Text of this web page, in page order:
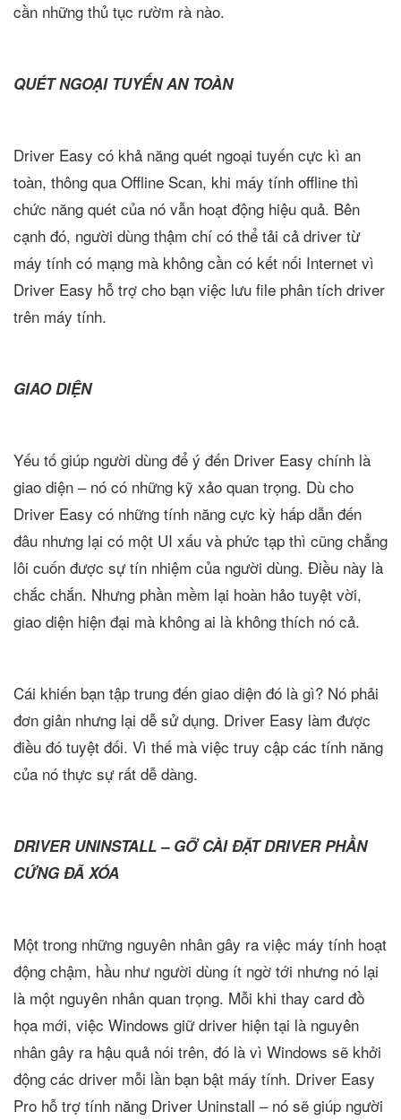
cần những thủ tục rườm rà nào.
QUÉT NGOẠI TUYẾN AN TOÀN
Driver Easy có khả năng quét ngoại tuyến cực kì an
toàn, thông qua Offline Scan, khi máy tính offline thì
chức năng quét của nó vẫn hoạt động hiệu quả. Bên
cạnh đó, người dùng thậm chí có thể tải cả driver từ
máy tính có mạng mà không cần có kết nối Internet vì
Driver Easy hỗ trợ cho bạn việc lưu file phân tích driver
trên máy tính.
GIAO DIỆN
Yếu tố giúp người dùng để ý đến Driver Easy chính là
giao diện – nó có những kỹ xảo quan trọng. Dù cho
Driver Easy có những tính năng cực kỳ hấp dẫn đến
đâu nhưng lại có một UI xấu và phức tạp thì cũng chẳng
lôi cuốn được sự tín nhiệm của người dùng. Điều này là
chắc chắn. Nhưng phần mềm lại hoàn hảo tuyệt vời,
giao diện hiện đại mà không ai là không thích nó cả.
Cái khiến bạn tập trung đến giao diện đó là gì? Nó phải
đơn giản nhưng lại dễ sử dụng. Driver Easy làm được
điều đó tuyệt đối. Vì thế mà việc truy cập các tính năng
của nó thực sự rất dễ dàng.
DRIVER UNINSTALL – GỠ CÀI ĐẶT DRIVER PHẦN
CỨNG ĐÃ XÓA
Một trong những nguyên nhân gây ra việc máy tính hoạt
động chậm, hầu như người dùng ít ngờ tới nhưng nó lại
là một nguyên nhân quan trọng. Mỗi khi thay card đồ
họa mới, việc Windows giữ driver hiện tại là nguyên
nhân gây ra hậu quả nói trên, đó là vì Windows sẽ khởi
động các driver mỗi lần bạn bật máy tính. Driver Easy
Pro hỗ trợ tính năng Driver Uninstall – nó sẽ giúp người